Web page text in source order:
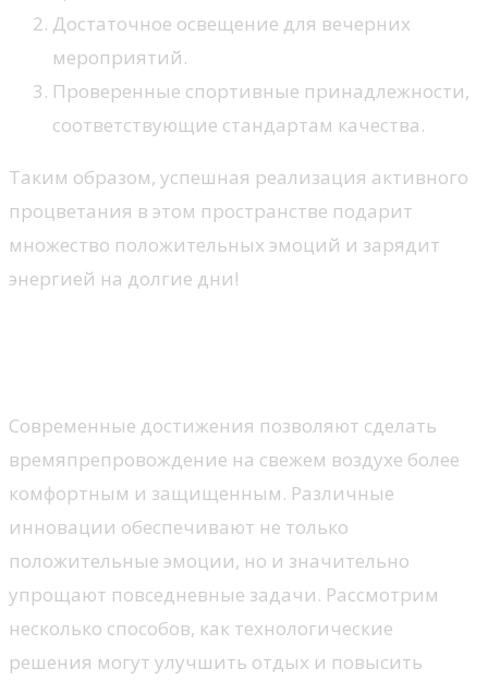
Достаточное освещение для вечерних
мероприятий.
Проверенные спортивные принадлежности,
соответствующие стандартам качества.
Таким образом, успешная реализация активного
процветания в этом пространстве подарит
множество положительных эмоций и зарядит
энергией на долгие дни!
Современные достижения позволяют сделать
времяпрепровождение на свежем воздухе более
комфортным и защищенным. Различные
инновации обеспечивают не только
положительные эмоции, но и значительно
упрощают повседневные задачи. Рассмотрим
несколько способов, как технологические
решения могут улучшить отдых и повысить